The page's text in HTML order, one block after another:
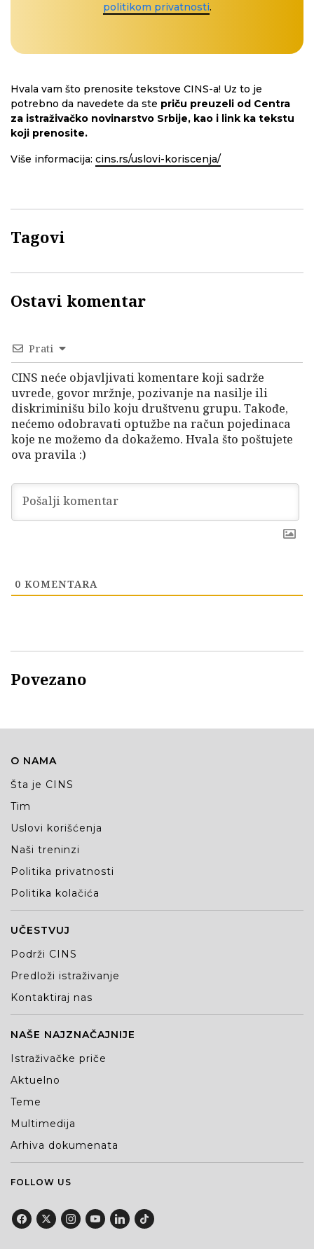
politikom privatnosti.
Hvala vam što prenosite tekstove CINS-a! Uz to je
potrebno da navedete da ste priču preuzeli od Centra
za istraživačko novinarstvo Srbije, kao i link ka tekstu
koji prenosite.
Više informacija: cins.rs/uslovi-koriscenja/
Tagovi
Ostavi komentar
Prati
CINS neće objavljivati komentare koji sadrže
uvrede, govor mržnje, pozivanje na nasilje ili
diskriminišu bilo koju društvenu grupu. Takođe,
nećemo odobravati optužbe na račun pojedinaca
koje ne možemo da dokažemo. Hvala što poštujete
ova pravila :)
0 KOMENTARA
Povezano
O NAMA
Šta je CINS
Tim
Uslovi korišćenja
Naši treninzi
Politika privatnosti
Politika kolačića
UČESTVUJ
Podrži CINS
Predloži istraživanje
Kontaktiraj nas
NAŠE NAJZNAČAJNIJE
Istraživačke priče
Aktuelno
Teme
Multimedija
Arhiva dokumenata
FOLLOW US